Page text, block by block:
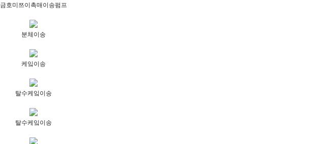
금호미쯔이촉매이송펌프
분체이송
케잌이송
탈수케잌이송
탈수케잌이송